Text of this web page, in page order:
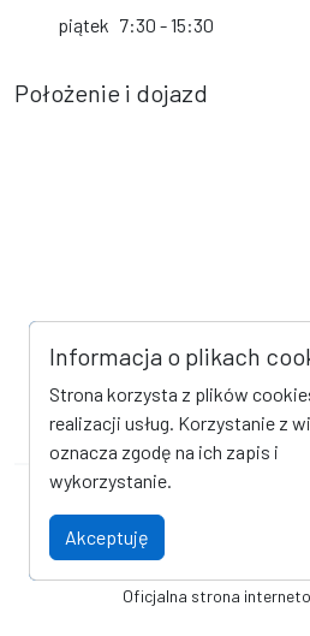
piątek 7:30 - 15:30
Położenie i dojazd
Oficjalna strona
Deklaracja dostępności
Informacja o plikach
Strona korzysta z plików
realizacji usług. Korzystanie z
oznacza zgodę na ich zapis i
wykorzystanie.
Akceptuję